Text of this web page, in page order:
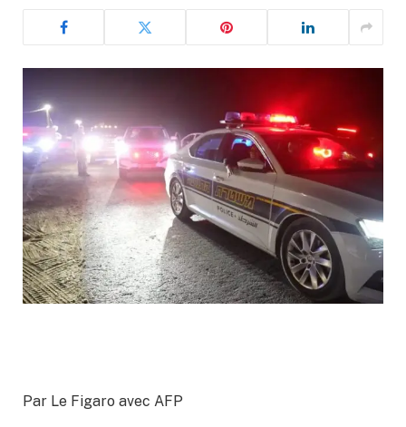
Par Le Figaro avec AFP